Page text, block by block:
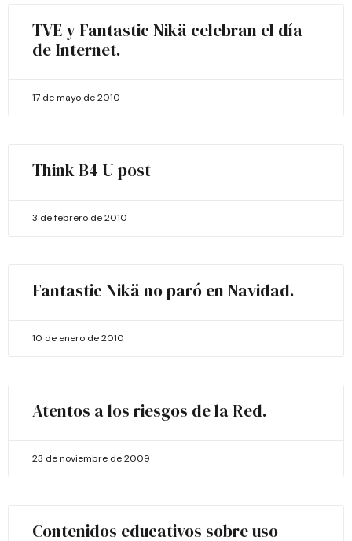
TVE y Fantastic Nikä celebran el día
de Internet.
17 de mayo de 2010
Think B4 U post
3 de febrero de 2010
Fantastic Nikä no paró en Navidad.
10 de enero de 2010
Atentos a los riesgos de la Red.
23 de noviembre de 2009
Contenidos educativos sobre uso